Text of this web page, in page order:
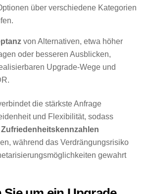
über verschiedene Kategorien
von Alternativen, etwa höher
oder besseren Ausblicken,
Upgrade-Wege und
die stärkste Anfrage
und Flexibilität, sodass
Zufriedenheitskennzahlen
während das Verdrängungsrisiko
gewahrt